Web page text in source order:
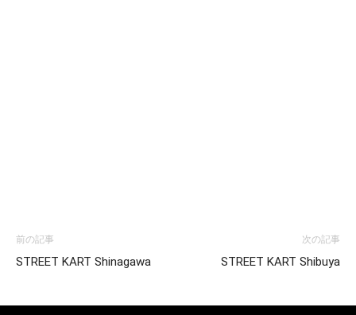
前の記事
STREET KART Shinagawa
次の記事
STREET KART Shibuya